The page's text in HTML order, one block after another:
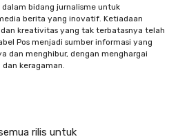
bidang jurnalisme untuk
berita yang inovatif. Ketiadaan
kreativitas yang tak terbatasnya telah
Pos menjadi sumber informasi yang
dan menghibur, dengan menghargai
keragaman.
rilis untuk